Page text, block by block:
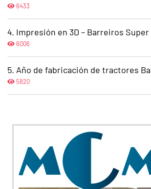
6433
Impresión en 3D – Barreiros Super
6006
Año de fabricación de tractores
5820